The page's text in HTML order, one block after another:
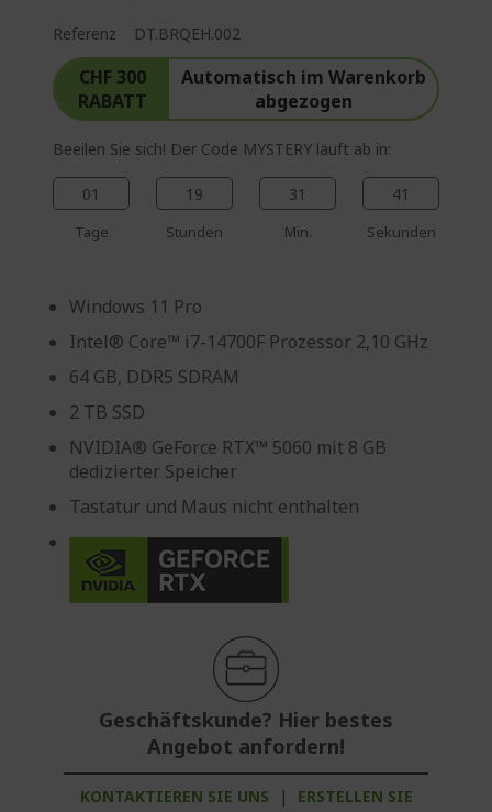
Referenz DT.BRQEH.002
CHF 300
RABATT
Automatisch im Warenkorb
abgezogen
Beeilen Sie sich! Der Code MYSTERY läuft ab in:
01
Tage
19
Stunden
31
Min.
40
Sekunden
Windows 11 Pro
Intel® Core™ i7-14700F Prozessor 2,10 GHz
64 GB, DDR5 SDRAM
2 TB SSD
NVIDIA® GeForce RTX™ 5060 mit 8 GB
dedizierter Speicher
Tastatur und Maus nicht enthalten
Geschäftskunde? Hier bestes
Angebot anfordern!
KONTAKTIEREN SIE UNS |
ERSTELLEN SIE